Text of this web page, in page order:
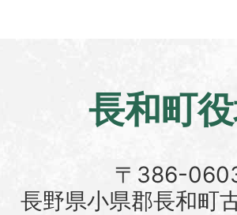
長和町
〒386-
長野県小県郡長和町